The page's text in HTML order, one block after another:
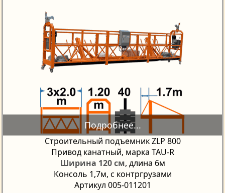
Строительный подъемник ZLP 800
Привод канатный, марка TAU-R
Ширина 120 см, длина 6м
Консоль 1,7м, с контргрузами
Артикул 005-011201